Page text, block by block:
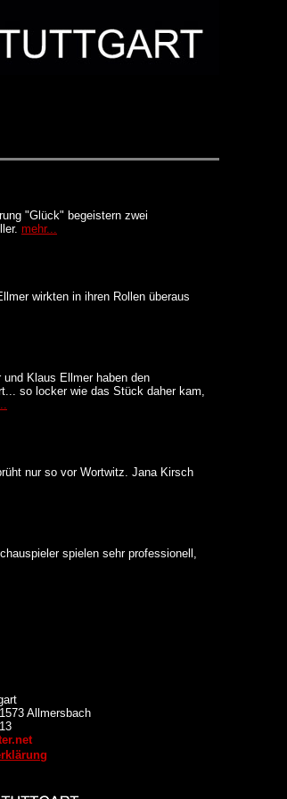
"Glück" begeistern zwei
. mehr...
wirkten in ihren Rollen überaus
und Klaus Ellmer haben den
... so locker wie das Stück daher kam,
nur so vor Wortwitz. Jana Kirsch
spielen sehr professionell,
Allmersbach